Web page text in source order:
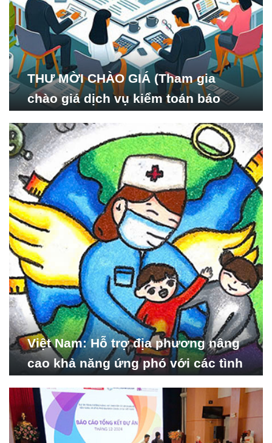
THƯ MỜI CHÀO GIÁ (Tham gia
chào giá dịch vụ kiểm toán báo
Nghiên cứu Phát triển Xã
hội_ISDS)
Việt Nam: Hỗ trợ địa phương nâng
cao khả năng ứng phó với các tình